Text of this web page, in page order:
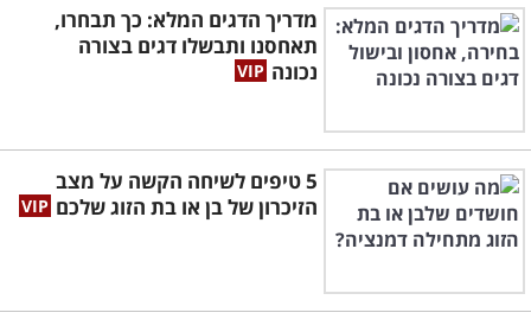
מדריך הדגים המלא: כך תבחרו,
תאחסנו ותבשלו דגים בצורה
נכונה
5 טיפים לשיחה הקשה על מצב
הזיכרון של בן או בת הזוג שלכם